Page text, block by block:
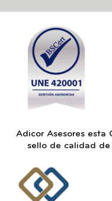
Adicor Asesores
sello de calidad de